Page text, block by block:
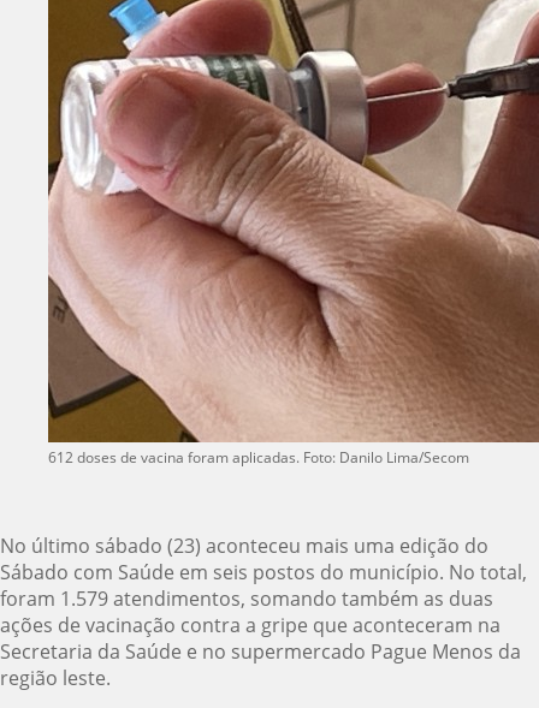
612 doses de vacina foram aplicadas. Foto: Danilo Lima/Secom
No último sábado (23) aconteceu mais uma edição do
Sábado com Saúde em seis postos do município. No total,
foram 1.579 atendimentos, somando também as duas
ações de vacinação contra a gripe que aconteceram na
Secretaria da Saúde e no supermercado Pague Menos da
região leste.